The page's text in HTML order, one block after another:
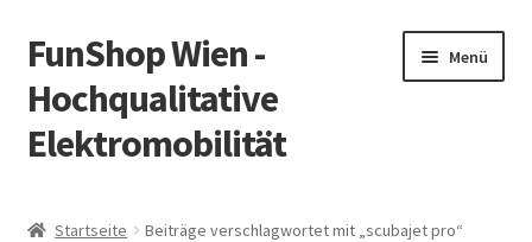
Zur
Navigation
springen
Zum
Inhalt
springen
FunShop Wien -
Hochqualitative
Elektromobilität
Menü
Startseite Beiträge verschlagwortet mit „scubajet pro“